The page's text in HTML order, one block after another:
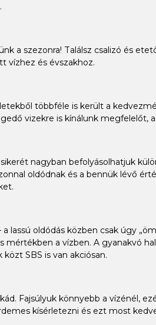
a szezonra! Találsz csalizó és
vízhez és évszakhoz.
többféle is került a
vizekre is kínálunk megfelelőt,
nagyban befolyásolhatjuk
oldódnak és a bennük lévő
a lassú oldódás közben csak úgy
mértékben a vízben. A gyanakvó
SBS is van akciósan.
Fajsúlyuk könnyebb a vízénél,
kísérletezni és ezt most